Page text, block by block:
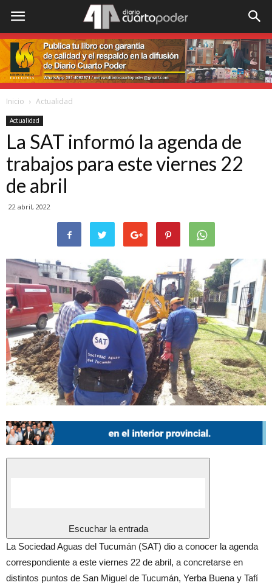
Inicio Actualidad
Actualidad
La SAT informó la agenda de
trabajos para este viernes 22
de abril
22 abril, 2022
Escuchar la entrada
La Sociedad Aguas del Tucumán (SAT) dio a conocer la agenda
correspondiente a este viernes 22 de abril, a concretarse en
distintos puntos de San Miguel de Tucumán, Yerba Buena y Tafí